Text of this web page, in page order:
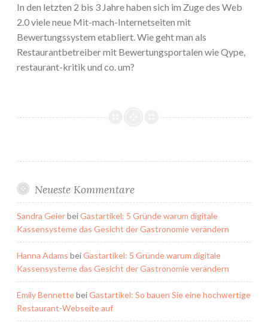
In den letzten 2 bis 3 Jahre haben sich im Zuge des Web
2.0 viele neue Mit-mach-Internetseiten mit
Bewertungssystem etabliert. Wie geht man als
Restaurantbetreiber mit Bewertungsportalen wie Qype,
restaurant-kritik und co. um?
Neueste Kommentare
Sandra GeierbeiGastartikel: 5 Gründe warum digitale
Kassensysteme das Gesicht der Gastronomie verändern
Hanna Adams beiGastartikel: 5 Gründe warum digitale
Kassensysteme das Gesicht der Gastronomie verändern
Emily BennettebeiGastartikel: So bauen Sie eine hochwertige
Restaurant-Webseite auf